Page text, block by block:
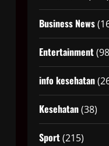
Business News
Entertainment
info kesehatan
Kesehatan(38)
Sport(215)